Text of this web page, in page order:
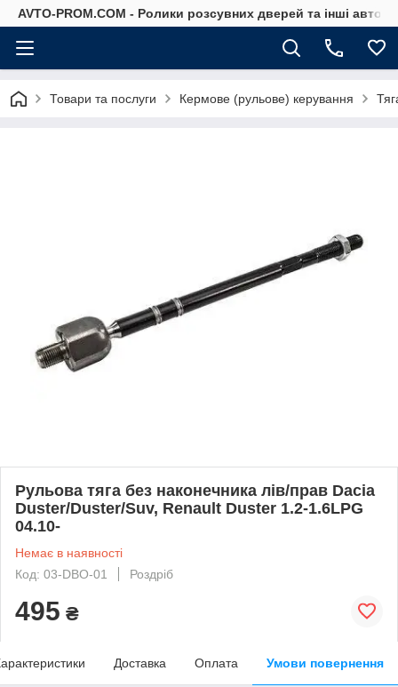
AVTO-PROM.COM - Ролики розсувних дверей та інші
Товари та послуги Кермове (рульове) керування
Рульова тяга без наконечника лів/прав Dacia
Duster/Duster/Suv, Renault Duster 1.2-1.6LPG
04.10-
Немає в наявності
Код: 03-DBO-01
Роздріб
495 ₴
Доставка Оплата Умови повернення